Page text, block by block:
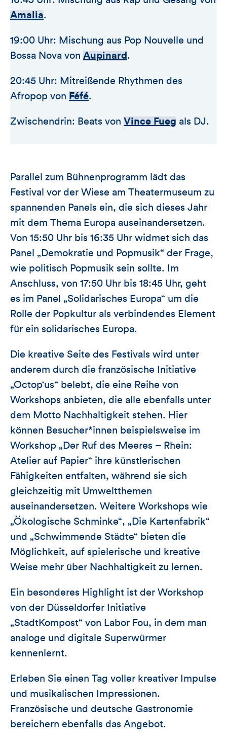
Amalia.
19:00 Uhr: Mischung aus Pop Nouvelle und
Bossa Nova von Aupinard .
20:45 Uhr: Mitreißende Rhythmen des
Afropop von Féfé.
Zwischendrin: Beats von Vince Fueg als DJ.
Parallel zum Bühnenprogramm lädt das
Festival vor der Wiese am Theatermuseum zu
spannenden Panels ein, die sich dieses Jahr
mit dem Thema Europa auseinandersetzen.
Von 15:50 Uhr bis 16:35 Uhr widmet sich das
Panel „Demokratie und Popmusik“ der Frage,
wie politisch Popmusik sein sollte. Im
Anschluss, von 17:50 Uhr bis 18:45 Uhr, geht
es im Panel „Solidarisches Europa“ um die
Rolle der Popkultur als verbindendes Element
für ein solidarisches Europa.
Die kreative Seite des Festivals wird unter
anderem durch die französische Initiative
„Octop‘us“ belebt, die eine Reihe von
Workshops anbieten, die alle ebenfalls unter
dem Motto Nachhaltigkeit stehen. Hier
können Besucher*innen beispielsweise im
Workshop „Der Ruf des Meeres – Rhein:
Atelier auf Papier“ ihre künstlerischen
Fähigkeiten entfalten, während sie sich
gleichzeitig mit Umweltthemen
auseinandersetzen. Weitere Workshops wie
„Ökologische Schminke“, „Die Kartenfabrik“
und „Schwimmende Städte“ bieten die
Möglichkeit, auf spielerische und kreative
Weise mehr über Nachhaltigkeit zu lernen.
Ein besonderes Highlight ist der Workshop
von der Düsseldorfer Initiative
„StadtKompost“ von Labor Fou, in dem man
analoge und digitale Superwürmer
kennenlernt.
Erleben Sie einen Tag voller kreativer Impulse
und musikalischen Impressionen.
Französische und deutsche Gastronomie
bereichern ebenfalls das Angebot.